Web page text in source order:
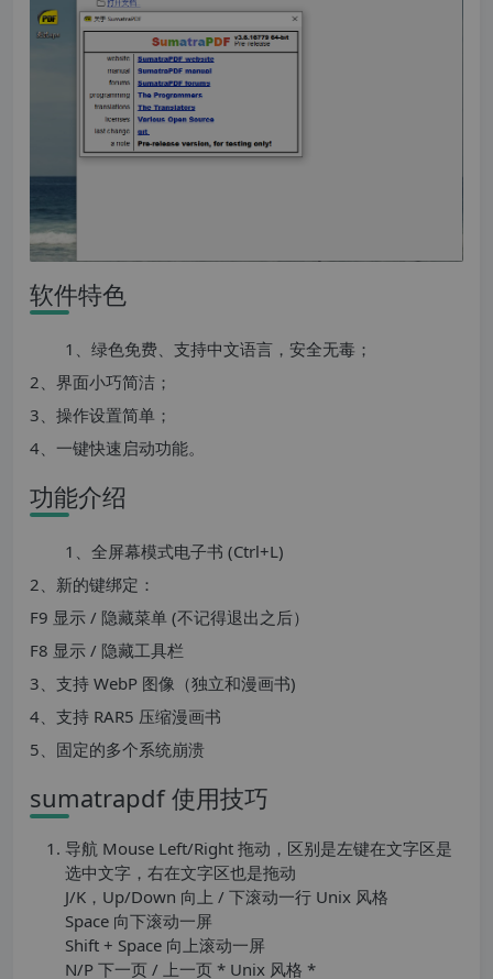
软件特色
1、绿色免费、支持中文语言，安全无毒；
2、界面小巧简洁；
3、操作设置简单；
4、一键快速启动功能。
功能介绍
1、全屏幕模式电子书 (Ctrl+L)
2、新的键绑定：
F9 显示 / 隐藏菜单 (不记得退出之后）
F8 显示 / 隐藏工具栏
3、支持 WebP 图像（独立和漫画书)
4、支持 RAR5 压缩漫画书
5、固定的多个系统崩溃
sumatrapdf 使用技巧
导航 Mouse Left/Right 拖动，区别是左键在文字区是
选中文字，右在文字区也是拖动
J/K，Up/Down 向上 / 下滚动一行 Unix 风格
Space 向下滚动一屏
Shift + Space 向上滚动一屏
N/P 下一页 / 上一页 * Unix 风格 *